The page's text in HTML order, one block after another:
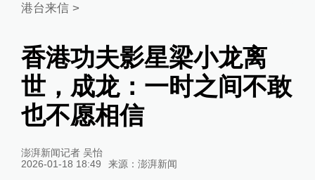
港台来信>
香港功夫影星梁小龙离
世，成龙：一时之间不敢
也不愿相信
澎湃新闻记者 吴怡
2026-01-18 18:49
来源： 澎湃新闻